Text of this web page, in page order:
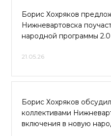
Борис Хохряков
Нижневартовска
народной программы
21.05.26
Борис Хохряков
коллективами
включения в новую